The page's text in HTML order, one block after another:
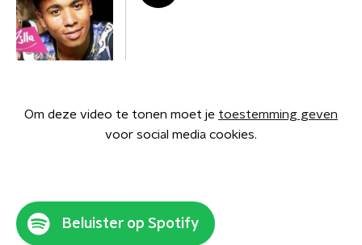
Om deze video te tonen moet je toestemming geven
voor social media cookies.
Beluister op Spotify